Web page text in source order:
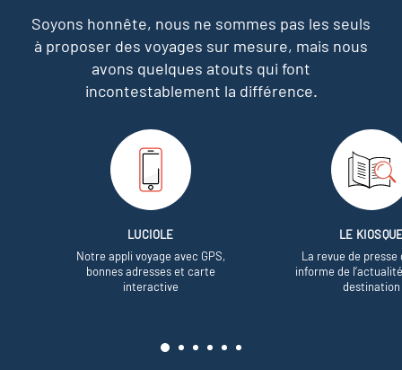
Soyons honnête, nous ne sommes pas les seuls
à proposer des voyages sur mesure, mais nous
avons quelques atouts qui font
incontestablement la différence.
LUCIOLE
Notre appli voyage avec GPS,
bonnes adresses et carte
interactive
LE
La revue de presse
informe de
destination